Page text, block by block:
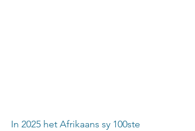
In 2025 het Afrikaans sy 100ste